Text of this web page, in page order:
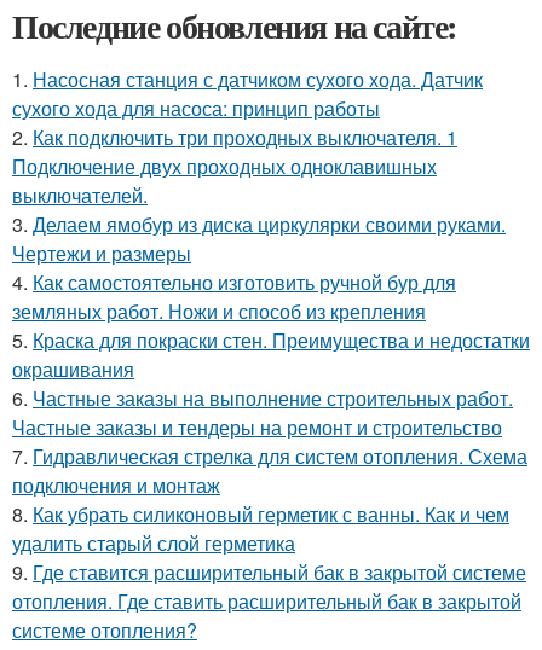
Последние обновления на сайте:
1. Насосная станция с датчиком сухого хода. Датчик
сухого хода для насоса: принцип работы
2. Как подключить три проходных выключателя. 1
Подключение двух проходных одноклавишных
выключателей.
3. Делаем ямобур из диска циркулярки своими руками.
Чертежи и размеры
4. Как самостоятельно изготовить ручной бур для
земляных работ. Ножи и способ из крепления
5. Краска для покраски стен. Преимущества и недостатки
окрашивания
6. Частные заказы на выполнение строительных работ.
Частные заказы и тендеры на ремонт и строительство
7. Гидравлическая стрелка для систем отопления. Схема
подключения и монтаж
8. Как убрать силиконовый герметик с ванны. Как и чем
удалить старый слой герметика
9. Где ставится расширительный бак в закрытой системе
отопления. Где ставить расширительный бак в закрытой
системе отопления?